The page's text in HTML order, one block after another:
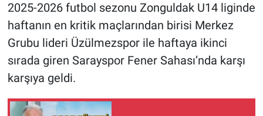
2025-2026 futbol sezonu Zonguldak U14 liginde
haftanın en kritik maçlarından birisi Merkez
Grubu lideri Üzülmezspor ile haftaya ikinci
sırada giren Sarayspor Fener Sahası’nda karşı
karşıya geldi.